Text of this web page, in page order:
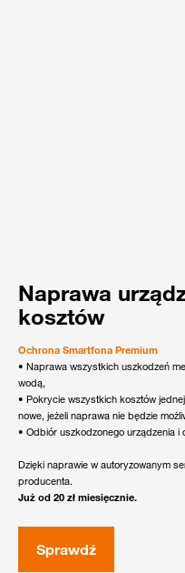
Naprawa
kosztów
Ochrona Smartfona Premium
• Naprawa wszystkich uszkodzeń
wodą,
• Pokrycie wszystkich kosztów
nowe, jeżeli naprawa nie będzie
• Odbiór uszkodzonego urządzenia
Dzięki naprawie w autoryzowanym
producenta.
Już od 20 zł miesięcznie.
Sprawdź